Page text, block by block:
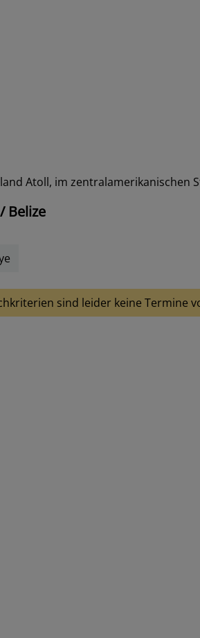
Atoll, im
Belize
sind leider keine Termine